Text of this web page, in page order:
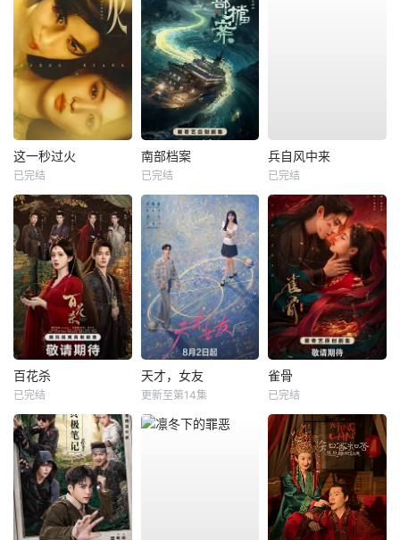
这一秒过火
已完结
南部档案
已完结
兵自风中来
已完结
百花杀
已完结
天才，女友
更新至第14集
雀骨
已完结